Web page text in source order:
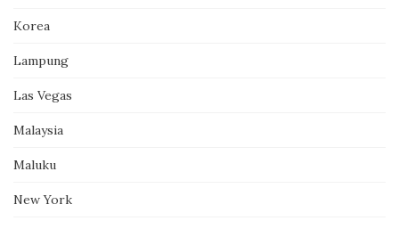
Korea
Lampung
Las Vegas
Malaysia
Maluku
New York